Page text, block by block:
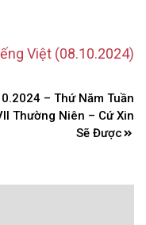
Việt (08.10.2024)
– Thứ Năm Tuần
Thường Niên – Cứ Xin
Sẽ Được